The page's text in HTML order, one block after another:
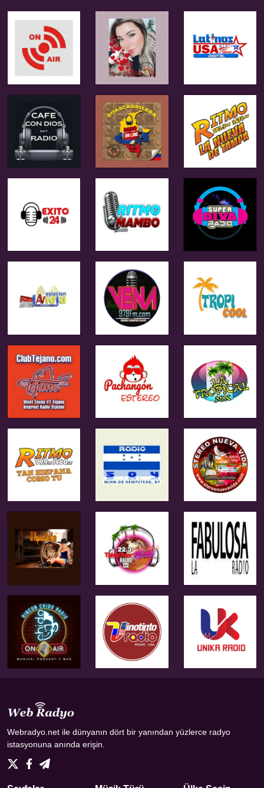
Webradyo.net ile dünyanın dört bir yanından yüzlerce radyo
istasyonuna anında erişin.